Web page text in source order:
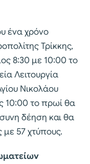
ένα χρόνο
Τρίκκης,
8:30 με 10:00 το
Λειτουργία
Νικολάου
10:00 το πρωί θα
δέηση και θα
57 χτύπους.